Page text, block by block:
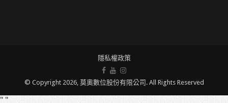
隱私權政策
© Copyright 2026, 莫奧數位股份有限公司. All Rights Reserved
" "